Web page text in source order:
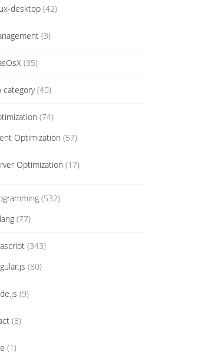
desktop(42)
(3)
(35)
category(40)
(74)
Optimization (57)
Optimization (17)
(532)
(77)
(343)
(80)
(9)
(8)
(1)